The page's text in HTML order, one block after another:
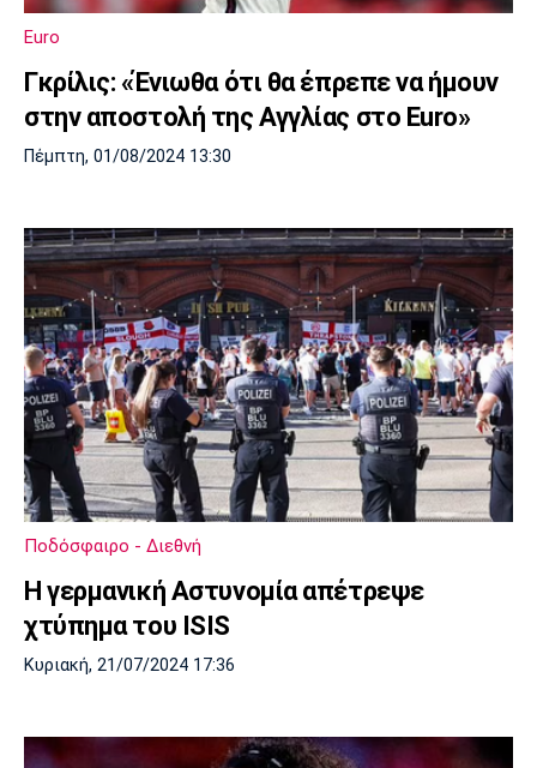
Cine Spot
Media
Παρασκήνιο
Πανσερραϊκός
Μπαρτσελόνα
Ρεάλ
Μαδρίτης
Ατλέτικο
Μαδρίτης
Μάντσεστερ
Γιουνάιτεντ
Τσέλσι Άρσεναλ
Λίβερπουλ
Euro
Γκρίλις: «Ένιωθα ότι θα έπρεπε να ήμουν
στην αποστολή της Αγγλίας στο Euro»
Πέμπτη, 01/08/2024 13:30
Ποδόσφαιρο - Διεθνή
Η γερμανική Αστυνομία απέτρεψε
χτύπημα του ISIS
Κυριακή, 21/07/2024 17:36